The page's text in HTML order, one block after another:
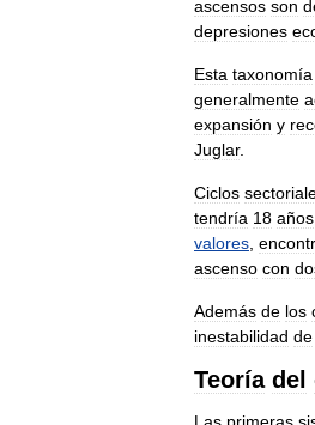
ascensos son
depresiones
Esta taxonomía
generalmente
expansión y
Juglar.
Ciclos
tendría 18 años
valores
ascenso con
Además de los
inestabilidad de
Teoría del